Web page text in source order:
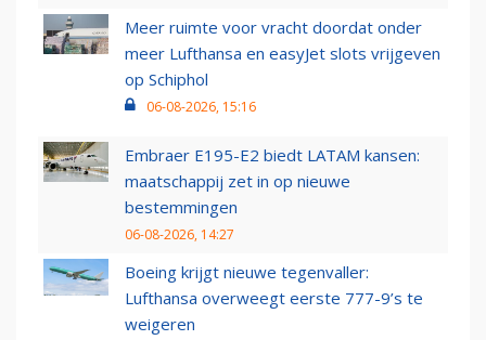
Meer ruimte voor vracht doordat onder
meer Lufthansa en easyJet slots vrijgeven
op Schiphol
06-08-2026, 15:16
Embraer E195-E2 biedt LATAM kansen:
maatschappij zet in op nieuwe
bestemmingen
06-08-2026, 14:27
Boeing krijgt nieuwe tegenvaller:
Lufthansa overweegt eerste 777-9’s te
weigeren